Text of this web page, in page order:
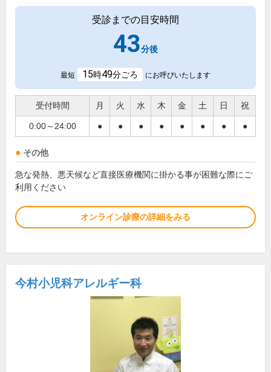
受診までの目安時間
43分後
最短 15時49分ごろ にお呼びいたします
受付時間 月 火 水 木 金 土 日 祝
0:00～24:00 ● ● ● ● ● ● ● ●
その他
急な発熱、悪天候など直接医療機関に掛かる事が困難な際にご
利用ください
オンライン診療の詳細をみる
今村小児科アレルギー科